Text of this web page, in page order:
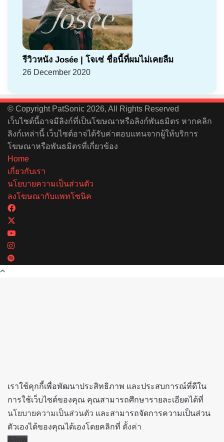
รีวิวหนัง Josée | โจเซ่ ชื่อนี้ที่ผมไม่เคยลืม
26 December 2020
© Copyright PatSonic 2026, All Rights Reserved
เว็บไซต์นี้อาจมีลิงก์ที่เป็นโฆษณาหรือลิงก์พันธมิตร หากคลิก
ลิงก์เหล่านี้ เว็บไซต์อาจได้รับค่าตอบแทนจากผู้ให้บริการ
โฆษณาหรือพันธมิตรที่เกี่ยวข้อง
Home
เกี่ยวกับเรา
นโยบายความเป็นส่วนตัว
ลงโฆษณากับแพทโซนิค
เราใช้คุกกี้เพื่อพัฒนาประสิทธิภาพ และประสบการณ์ที่ดีใน
การใช้เว็บไซต์ของคุณ คุณสามารถศึกษารายละเอียดได้ที่
นโยบายความเป็นส่วนตัว และสามารถจัดการความเป็นส่วน
ตัวเองได้ของคุณได้เองโดยคลิกที่ ตั้งค่า
Allow